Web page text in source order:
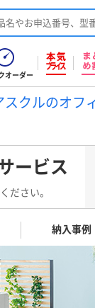
オーダー
スクルのオフ
ービス
ださい。
納入事例